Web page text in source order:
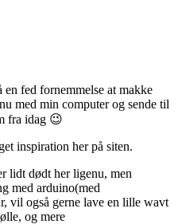
en fed fornemmelse at makke
med min computer og sende til
fra idag 😉
inspiration her på siten.
lidt dødt her ligenu, men
med arduino(med
vil også gerne lave en lille wavt
og mere